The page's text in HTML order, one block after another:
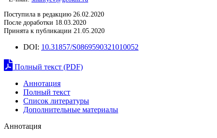
Поступила в редакцию 26.02.2020
После доработки 18.03.2020
Принята к публикации 21.05.2020
DOI: 10.31857/S0869590321010052
Полный текст (PDF)
Аннотация
Полный текст
Список литературы
Дополнительные материалы
Аннотация